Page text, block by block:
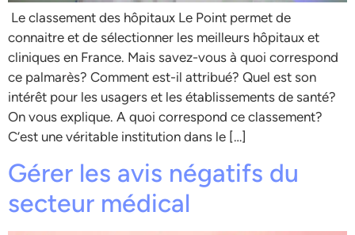
Le classement des hôpitaux Le Point permet de
connaitre et de sélectionner les meilleurs hôpitaux et
cliniques en France. Mais savez-vous à quoi correspond
ce palmarès? Comment est-il attribué? Quel est son
intérêt pour les usagers et les établissements de santé?
On vous explique. A quoi correspond ce classement?
C’est une véritable institution dans le […]
Gérer les avis négatifs du
secteur médical